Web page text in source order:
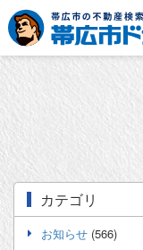
カテゴリ
お知らせ (566)